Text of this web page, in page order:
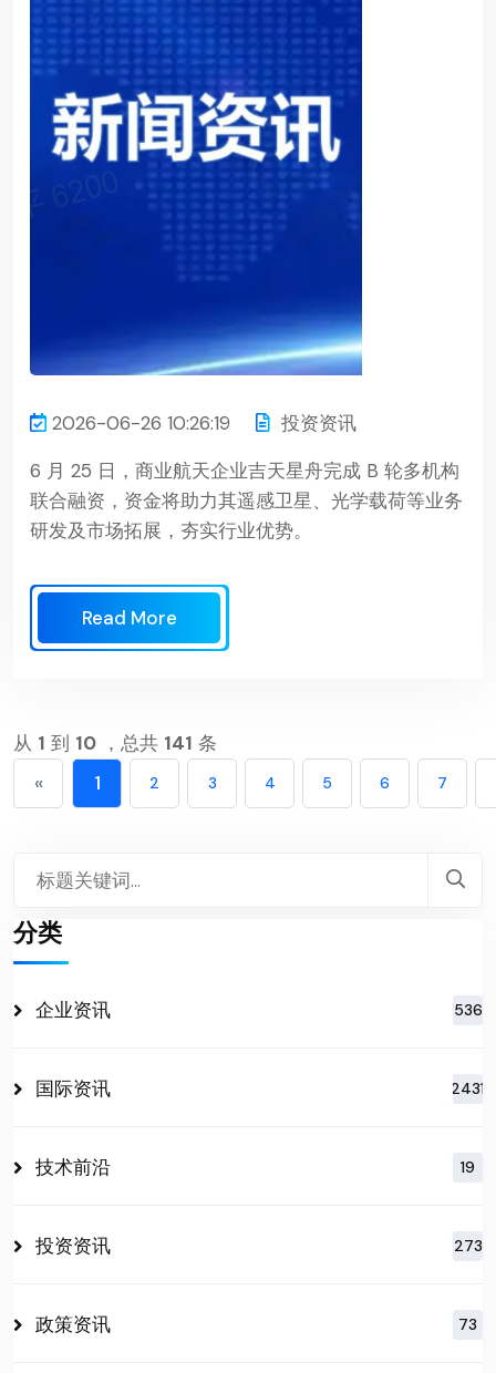
2026-06-26 10:26:19
投资资讯
6 月 25 日，商业航天企业吉天星舟完成 B 轮多机构
联合融资，资金将助力其遥感卫星、光学载荷等业务
研发及市场拓展，夯实行业优势。
Read More
从 1 到 10 ，总共 141 条
« 1 2 3 4 5 6 7
分类
企业资讯 536
国际资讯 2431
技术前沿 19
投资资讯 273
政策资讯 73